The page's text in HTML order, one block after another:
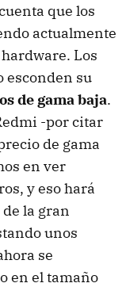
que los
actualmente
Los
esconden su
de gama baja.
-por citar
de gama
en ver
y eso hará
la gran
unos
se
en el tamaño